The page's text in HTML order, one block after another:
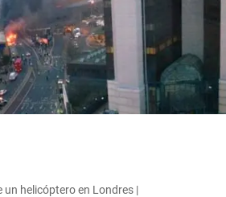
un helicóptero en Londres |